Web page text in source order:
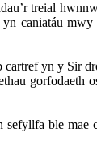
treial
caniatáu
cartref yn y Sir
gorfodaeth
ble